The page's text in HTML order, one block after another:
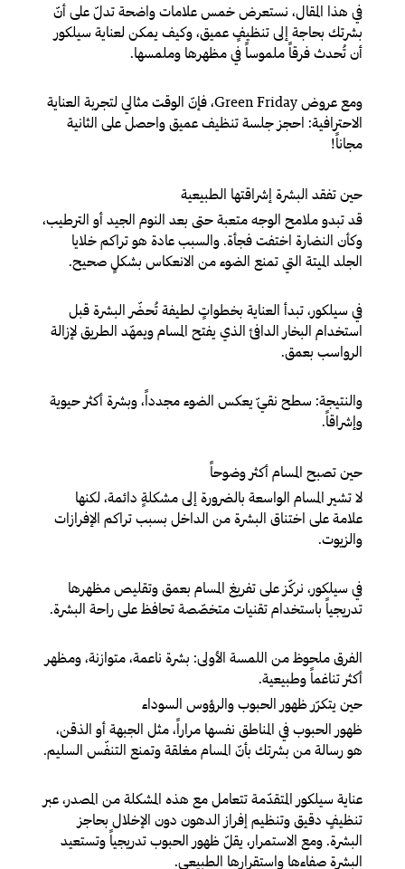
في هذا المقال، نستعرض خمس علامات واضحة تدلّ على أنّ
بشرتك بحاجة إلى تنظيفٍ عميق، وكيف يمكن لعناية سيلكور
أن تُحدث فرقاً ملموساً في مظهرها وملمسها.
ومع عروض Green Friday، فإنّ الوقت مثالي لتجربة العناية
الاحترافية: احجز جلسة تنظيف عميق واحصل على الثانية
مجاناً!
حين تفقد البشرة إشراقتها الطبيعية
قد تبدو ملامح الوجه متعبة حتى بعد النوم الجيد أو الترطيب،
وكأن النضارة اختفت فجأة. والسبب عادة هو تراكم خلايا
الجلد الميتة التي تمنع الضوء من الانعكاس بشكلٍ صحيح.
في سيلكور، تبدأ العناية بخطواتٍ لطيفة تُحضّر البشرة قبل
استخدام البخار الدافئ الذي يفتح المسام ويمهّد الطريق لإزالة
الرواسب بعمق.
والنتيجة: سطح نقيّ يعكس الضوء مجدداً، وبشرة أكثر حيوية
وإشراقاً.
حين تصبح المسام أكثر وضوحاً
لا تشير المسام الواسعة بالضرورة إلى مشكلةٍ دائمة، لكنها
علامة على اختناق البشرة من الداخل بسبب تراكم الإفرازات
والزيوت.
في سيلكور، نركّز على تفريغ المسام بعمق وتقليص مظهرها
تدريجياً باستخدام تقنيات متخصّصة تحافظ على راحة البشرة.
الفرق ملحوظ من اللمسة الأولى: بشرة ناعمة، متوازنة، ومظهر
أكثر تناغماً وطبيعية.
حين يتكرّر ظهور الحبوب والرؤوس السوداء
ظهور الحبوب في المناطق نفسها مراراً، مثل الجبهة أو الذقن،
هو رسالة من بشرتك بأنّ المسام مغلقة وتمنع التنفّس السليم.
عناية سيلكور المتقدّمة تتعامل مع هذه المشكلة من المصدر، عبر
تنظيفٍ دقيق وتنظيم إفراز الدهون دون الإخلال بحاجز
البشرة. ومع الاستمرار، يقلّ ظهور الحبوب تدريجياً وتستعيد
البشرة صفاءها واستقرارها الطبيعي.